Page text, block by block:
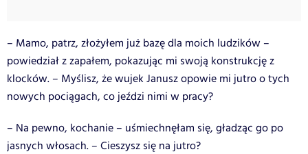
– Mamo, patrz, złożyłem już bazę dla moich ludzików –
powiedział z zapałem, pokazując mi swoją konstrukcję z
klocków. – Myślisz, że wujek Janusz opowie mi jutro o tych
nowych pociągach, co jeździ nimi w pracy?
– Na pewno, kochanie – uśmiechnęłam się, gładząc go po
jasnych włosach. – Cieszysz się na jutro?